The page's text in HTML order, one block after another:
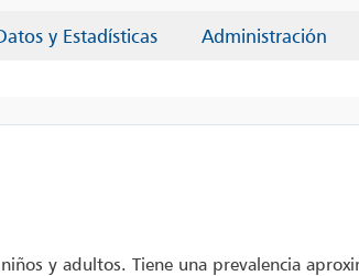
y Estadísticas Administración
y adultos. Tiene una prevalencia